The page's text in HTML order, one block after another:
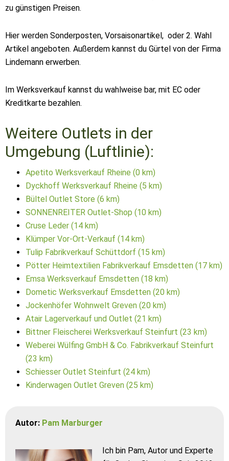
zu günstigen Preisen.
Hier werden Sonderposten, Vorsaisonartikel, oder 2. Wahl
Artikel angeboten. Außerdem kannst du Gürtel von der Firma
Lindemann erwerben.
Im Werksverkauf kannst du wahlweise bar, mit EC oder
Kreditkarte bezahlen.
Weitere Outlets in der
Umgebung (Luftlinie):
Apetito Werksverkauf Rheine (0 km)
Dyckhoff Werksverkauf Rheine (5 km)
Bültel Outlet Store (6 km)
SONNENREITER Outlet-Shop (10 km)
Cruse Leder (14 km)
Klümper Vor-Ort-Verkauf (14 km)
Tulip Fabrikverkauf Schüttdorf (15 km)
Pötter Heimtextilien Fabrikverkauf Emsdetten (17 km)
Emsa Werksverkauf Emsdetten (18 km)
Dometic Werksverkauf Emsdetten (20 km)
Jockenhöfer Wohnwelt Greven (20 km)
Atair Lagerverkauf und Outlet (21 km)
Bittner Fleischerei Werksverkauf Steinfurt (23 km)
Weberei Wülfing GmbH & Co. Fabrikverkauf Steinfurt
(23 km)
Schiesser Outlet Steinfurt (24 km)
Kinderwagen Outlet Greven (25 km)
Autor: Pam Marburger
Ich bin Pam, Autor und Experte